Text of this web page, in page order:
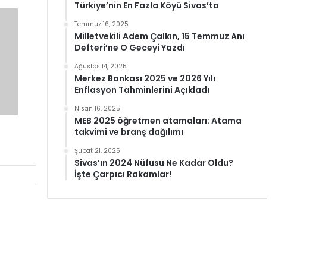
Türkiye’nin En Fazla Köyü Sivas’ta
Temmuz 16, 2025
Milletvekili Adem Çalkın, 15 Temmuz Anı
Defteri’ne O Geceyi Yazdı
Ağustos 14, 2025
Merkez Bankası 2025 ve 2026 Yılı
Enflasyon Tahminlerini Açıkladı
Nisan 16, 2025
MEB 2025 öğretmen atamaları: Atama
takvimi ve branş dağılımı
Şubat 21, 2025
Sivas’ın 2024 Nüfusu Ne Kadar Oldu?
İşte Çarpıcı Rakamlar!